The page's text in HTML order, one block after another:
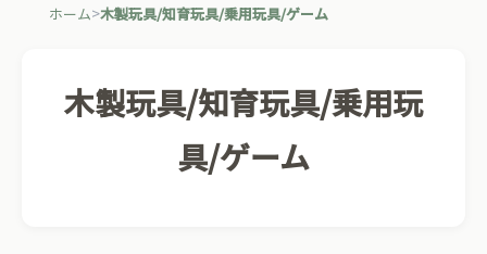
ホーム 木製玩具/知育玩具/乗用玩具/ゲーム
木製玩具/知育玩具/乗用玩
具/ゲーム